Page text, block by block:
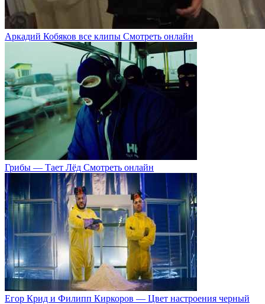
Аркадий Кобяков все клипы Смотреть онлайн
Грибы — Тает Лёд Смотреть онлайн
Егор Крид и Филипп Киркоров — Цвет настроения черный